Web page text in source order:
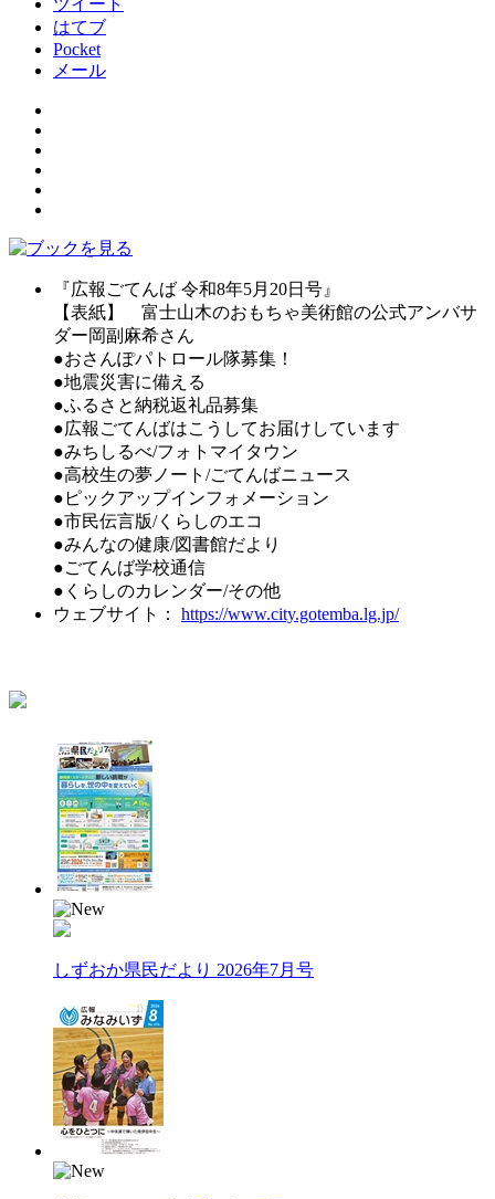
はてブ
Pocket
メール
『広報ごてんば 令和8年5月20日号』
【表紙】 富士山木のおもちゃ美術館の公式アンバサ
ダー岡副麻希さん
●おさんぽパトロール隊募集！
●地震災害に備える
●ふるさと納税返礼品募集
●広報ごてんばはこうしてお届けしています
●みちしるべ/フォトマイタウン
●高校生の夢ノート/ごてんばニュース
●ピックアップインフォメーション
●市民伝言版/くらしのエコ
●みんなの健康/図書館だより
●ごてんば学校通信
●くらしのカレンダー/その他
ウェブサイト： https://www.city.gotemba.lg.jp/
しずおか県民だより 2026年7月号